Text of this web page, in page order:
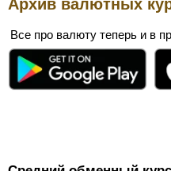
Архив валютных
Все про валюту теперь и в